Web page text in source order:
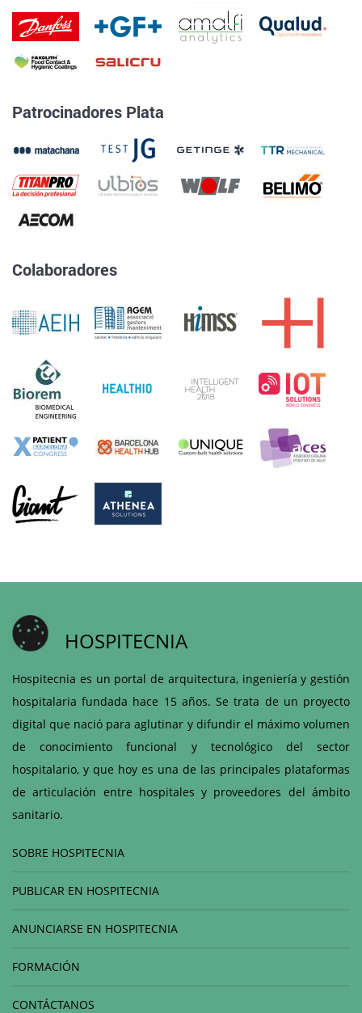
Patrocinadores Plata
Colaboradores
HOSPITECNIA
Hospitecnia es un portal de arquitectura, ingeniería y gestión
hospitalaria fundada hace 15 años. Se trata de un proyecto
digital que nació para aglutinar y difundir el máximo volumen
de conocimiento funcional y tecnológico del sector
hospitalario, y que hoy es una de las principales plataformas
de articulación entre hospitales y proveedores del ámbito
sanitario.
SOBRE HOSPITECNIA
PUBLICAR EN HOSPITECNIA
ANUNCIARSE EN HOSPITECNIA
FORMACIÓN
CONTÁCTANOS